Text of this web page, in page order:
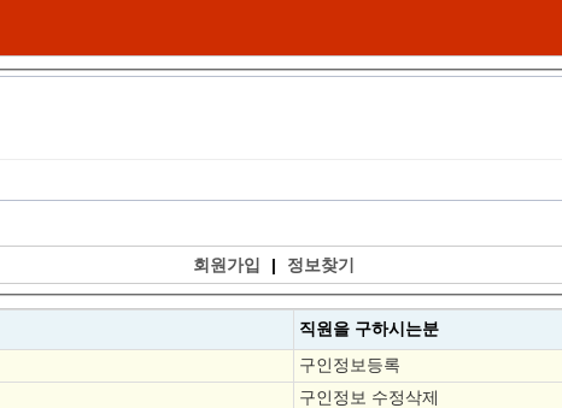
회원가입 | 정보찾기
직원을 구하시는분
구인정보등록
구인정보 수정삭제